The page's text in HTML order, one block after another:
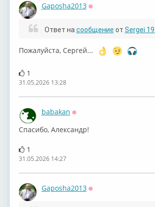
ВИА «Рапсодия» Орэра (2008)
Gaposha2013
Ответ на сообщение от Sergei
Пожалуйста, Сергей...
1
31.05.2026 13:28
babakan
⁣Спасибо, Александр!
1
31.05.2026 14:27
Gaposha2013